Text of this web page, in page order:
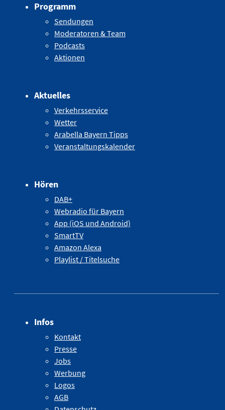
Programm
Sendungen
Moderatoren & Team
Podcasts
Aktionen
Aktuelles
Verkehrsservice
Wetter
Arabella Bayern Tipps
Veranstaltungskalender
Hören
DAB+
Webradio für Bayern
App (iOS und Android)
SmartTV
Amazon Alexa
Playlist / Titelsuche
Infos
Kontakt
Presse
Jobs
Werbung
Logos
AGB